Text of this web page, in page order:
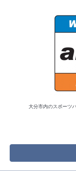
大分市内のスポーツ